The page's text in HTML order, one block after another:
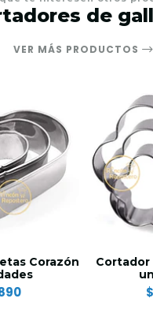
de
VER MÁS PRODUCTOS
Corazón
Cortador